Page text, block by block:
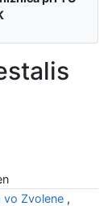
vo Zvolene,